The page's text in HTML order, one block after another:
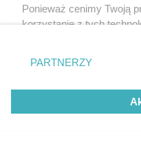
Ponieważ cenimy Twoją
korzystanie z tych
zmienić/wycofać klikając
znajdujący się w lewym
rodzaje przetwarzania
użytkownika, ale masz
przetwarzaniu.
PARTNERZY